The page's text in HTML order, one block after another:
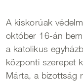
A kiskorúak
október 16-án
a katolikus
központi szerepet
Márta, a bizottság